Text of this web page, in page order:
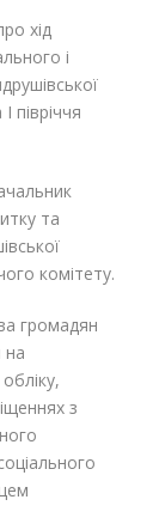
хід
і
півріччя
та
комітету.
громадян
на
з